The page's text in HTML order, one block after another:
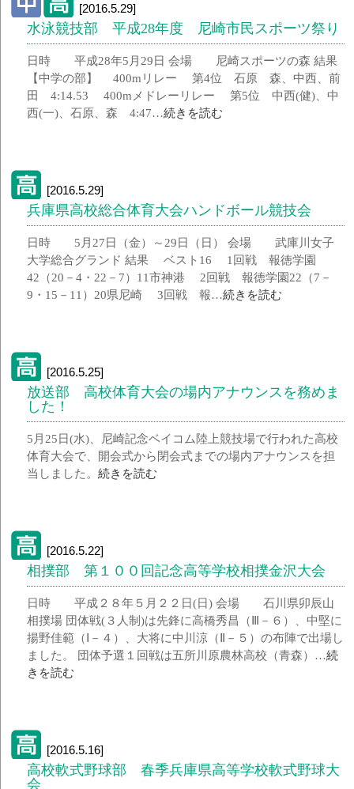
[2016.5.29]
水泳競技部 平成28年度 尼崎市民スポーツ祭り
日時 平成28年5月29日 会場 尼崎スポーツの森 結果
【中学の部】 400mリレー 第4位 石原 森、中西、前
田 4:14.53 400mメドレーリレー 第5位 中西(健)、中
西(一)、石原、森 4:47…続きを読む
[2016.5.29]
兵庫県高校総合体育大会ハンドボール競技会
日時 5月27日（金）～29日（日） 会場 武庫川女子
大学総合グランド 結果 ベスト16 1回戦 報徳学園
42（20－4・22－7）11市神港 2回戦 報徳学園22（7－
9・15－11）20県尼崎 3回戦 報…続きを読む
[2016.5.25]
放送部 高校体育大会の場内アナウンスを務めま
した！
5月25日(水)、尼崎記念ベイコム陸上競技場で行われた高校
体育大会で、開会式から閉会式までの場内アナウンスを担
当しました。続きを読む
[2016.5.22]
相撲部 第１００回記念高等学校相撲金沢大会
日時 平成２８年５月２２日(日) 会場 石川県卯辰山
相撲場 団体戦(３人制)は先鋒に高橋秀昌（Ⅲ－６）、中堅に
揚野佳範（Ⅰ－４）、大将に中川涼（Ⅱ－５）の布陣で出場し
ました。 団体予選１回戦は五所川原農林高校（青森）…続
きを読む
[2016.5.16]
高校軟式野球部 春季兵庫県高等学校軟式野球大
会